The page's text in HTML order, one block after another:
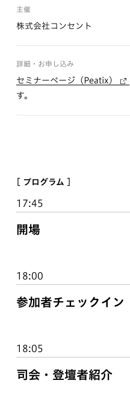
主催
株式会社コンセント
詳細・お申し込み
セミナーページ（Peatix）
す。
[ プログラム ]
17:45
開場
18:00
参加者チェックイン
18:05
司会・登壇者紹介